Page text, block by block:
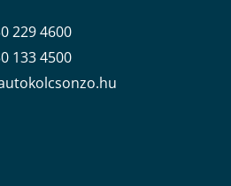
229 4600
133 4500